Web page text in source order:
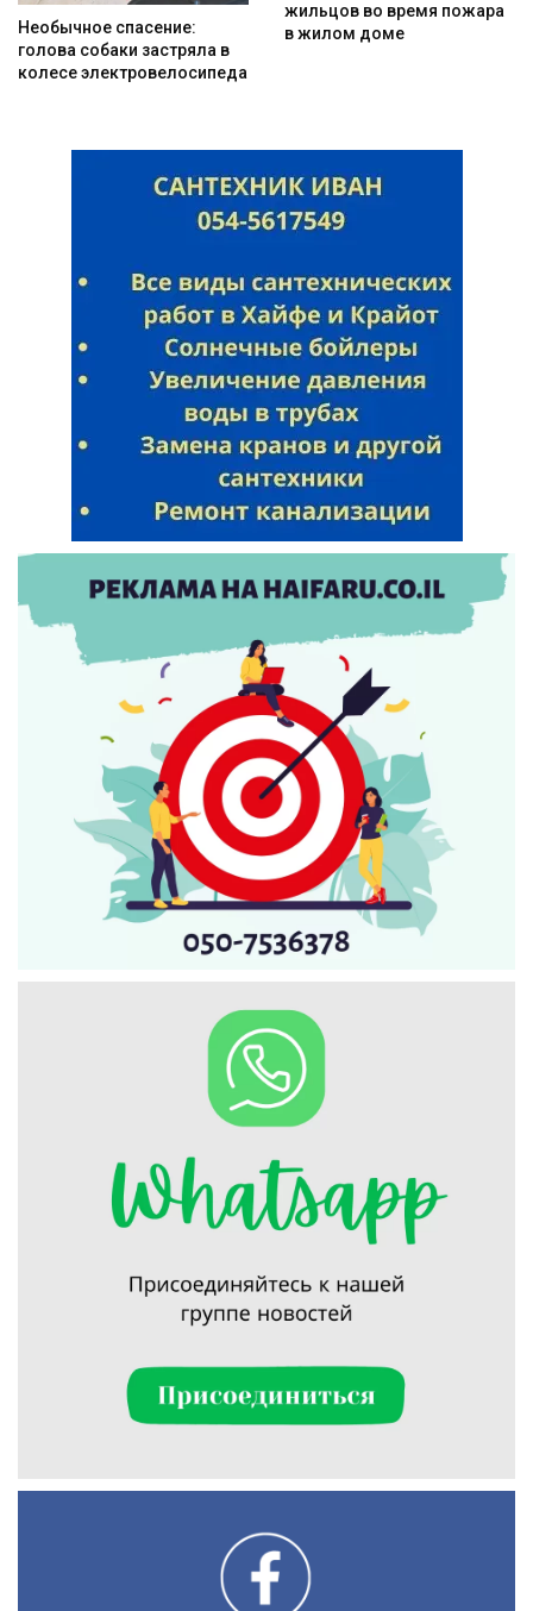
Необычное спасение:
голова собаки застряла в
колесе электровелосипеда
жильцов во время пожара
в жилом доме